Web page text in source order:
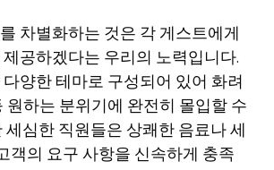
차별화하는 것은 각 게스트에게
공하겠다는 우리의 노력입니다.
양한 테마로 구성되어 있어 화려
원하는 분위기에 완전히 몰입할 수
세심한 직원들은 상쾌한 음료나 세
객의 요구 사항을 신속하게 충족